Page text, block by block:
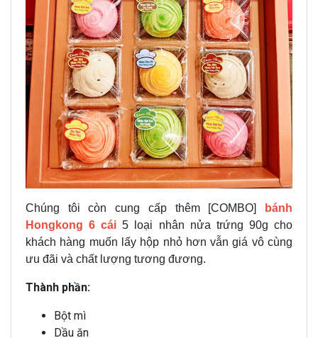
Chúng tôi còn cung cấp thêm [COMBO]
bánh
Hongkong 6 cái 5 loại nhân nửa trứng 90g cho
khách hàng muốn lấy hộp nhỏ hơn vẫn giá vô cùng
ưu đãi và chất lượng tương đương.
Thành phần:
Bột mì
Dầu ăn